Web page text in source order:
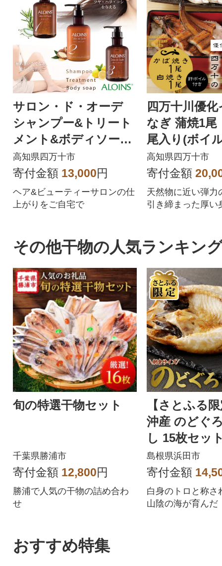
サロン・ド・オーデ
シャンプー&トリート
メント&ボディソープ
(各500ml)3点セット R
8-741
高知県四万十市
寄付金額 13,000円
ヘア&ビューティーサロンの仕
上がりをご自宅で
四万十川優
なぎ 蒲焼1尾
尾入り(ボイ
れ付き) 26-
高知県四万十市
寄付金額
天然物に近い弾力
引き締まった厚い
その他干物の人気ランキン
旬の特選干物セット
千葉県勝浦市
寄付金額 12,800円
勝浦で人気の干物の詰め合わ
せ
【さとふる
沖産 のどぐ
し 15枚セッ
焼き方付き
島根県浜田市
寄付金額
白身のトロと称さ
山陰の海が育んだ
おすすめ特集